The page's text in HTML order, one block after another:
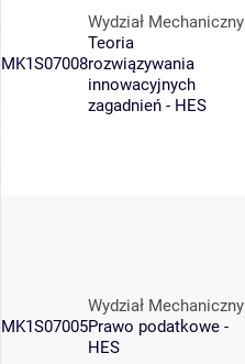
MK1S07008
Wydział Mechaniczny
Teoria
rozwiązywania
innowacyjnych
zagadnień - HES
MK1S07005
Wydział Mechaniczny
Prawo podatkowe -
HES